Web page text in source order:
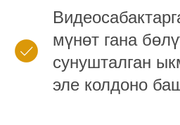
мүнөт гана
сунушталган
эле колдоно